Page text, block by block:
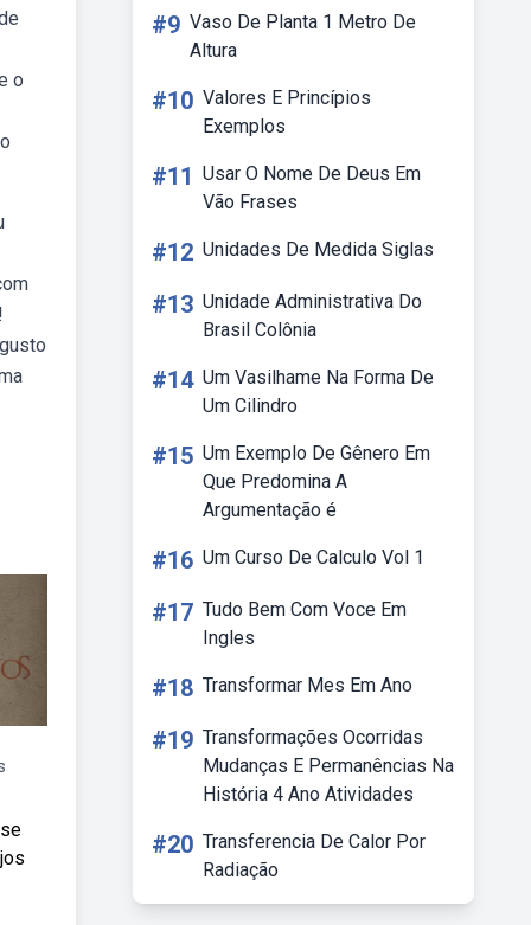
o
#9 Vaso De Planta 1 Metro De
Altura
#10 Valores E Princípios
Exemplos
#11 Usar O Nome De Deus Em
Vão Frases
#12 Unidades De Medida Siglas
#13 Unidade Administrativa Do
Brasil Colônia
#14 Um Vasilhame Na Forma De
Um Cilindro
#15 Um Exemplo De Gênero Em
Que Predomina A
Argumentação é
#16 Um Curso De Calculo Vol 1
#17 Tudo Bem Com Voce Em
Ingles
#18 Transformar Mes Em Ano
#19 Transformações Ocorridas
Mudanças E Permanências Na
História 4 Ano Atividades
#20 Transferencia De Calor Por
Radiação